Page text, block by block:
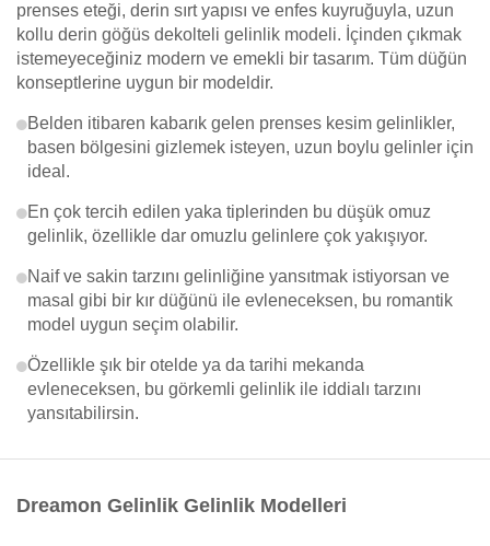
prenses eteği, derin sırt yapısı ve enfes kuyruğuyla, uzun
kollu derin göğüs dekolteli gelinlik modeli. İçinden çıkmak
istemeyeceğiniz modern ve emekli bir tasarım. Tüm düğün
konseptlerine uygun bir modeldir.
Belden itibaren kabarık gelen prenses kesim gelinlikler,
basen bölgesini gizlemek isteyen, uzun boylu gelinler için
ideal.
En çok tercih edilen yaka tiplerinden bu düşük omuz
gelinlik, özellikle dar omuzlu gelinlere çok yakışıyor.
Naif ve sakin tarzını gelinliğine yansıtmak istiyorsan ve
masal gibi bir kır düğünü ile evleneceksen, bu romantik
model uygun seçim olabilir.
Özellikle şık bir otelde ya da tarihi mekanda
evleneceksen, bu görkemli gelinlik ile iddialı tarzını
yansıtabilirsin.
Dreamon Gelinlik Gelinlik Modelleri